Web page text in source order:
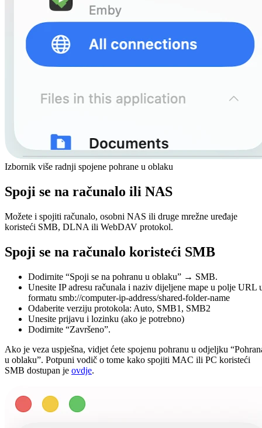
Izbornik više radnji spojene pohrane u oblaku
Spoji se na računalo ili NAS
Možete i spojiti računalo, osobni NAS ili druge mrežne uređaje
koristeći SMB, DLNA ili WebDAV protokol.
Spoji se na računalo koristeći SMB
Dodirnite “Spoji se na pohranu u oblaku” → SMB.
Unesite IP adresu računala i naziv dijeljene mape u polje URL
formatu smb://computer-ip-address/shared-folder-name
Odaberite verziju protokola: Auto, SMB1, SMB2
Unesite prijavu i lozinku (ako je potrebno)
Dodirnite “Završeno”.
Ako je veza uspješna, vidjet ćete spojenu pohranu u odjeljku
u oblaku”. Potpuni vodič o tome kako spojiti MAC ili PC koristeći
SMB dostupan je ovdje.